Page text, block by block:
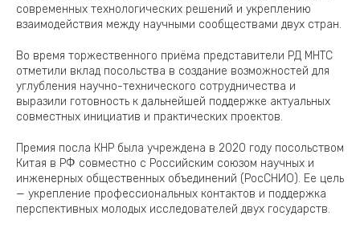
современных технологических решений и укреплению
взаимодействия между научными сообществами двух стран.
Во время торжественного приёма представители РД МНТС
отметили вклад посольства в создание возможностей для
углубления научно-технического сотрудничества и
выразили готовность к дальнейшей поддержке актуальных
совместных инициатив и практических проектов.
Премия посла КНР была учреждена в 2020 году посольством
Китая в РФ совместно с Российским союзом научных и
инженерных общественных объединений (РосСНИО). Ее цель
— укрепление профессиональных контактов и поддержка
перспективных молодых исследователей двух государств.